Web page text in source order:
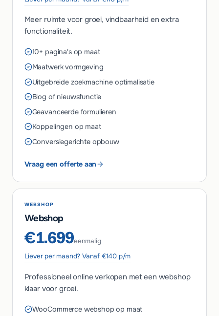
Meer ruimte voor groei, vindbaarheid en extra
functionaliteit.
10+ pagina's op maat
Maatwerk vormgeving
Uitgebreide zoekmachine optimalisatie
Blog of nieuwsfunctie
Geavanceerde formulieren
Koppelingen op maat
Conversiegerichte opbouw
Vraag een offerte aan
WEBSHOP
Webshop
€1.699eenmalig
Liever per maand? Vanaf €140 p/m
Professioneel online verkopen met een webshop
klaar voor groei.
WooCommerce webshop op maat